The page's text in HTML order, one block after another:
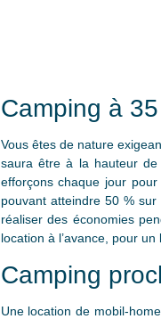
Camping à
Vous êtes de nature
saura être à la hauteur de
efforçons chaque jour
pouvant atteindre 50 %
réaliser des économies
location à l’avance, pour
Camping
Une location de mobil-